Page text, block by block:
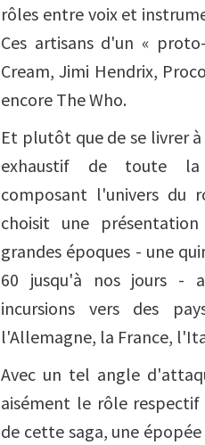
rôles entre voix et
Ces artisans d'un «
Cream, Jimi Hendrix,
encore The Who.
Et plutôt que de se livrer
exhaustif de toute la
composant l'univers du
choisit une
grandes époques - une
60 jusqu'à nos jours -
incursions vers des
l'Allemagne, la France,
Avec un tel angle
aisément le rôle respectif
de cette saga, une